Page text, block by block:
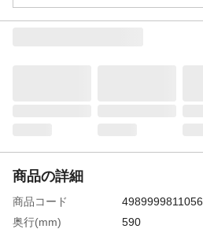
商品の詳細
商品コード
4989999811056
奥行(mm)
590